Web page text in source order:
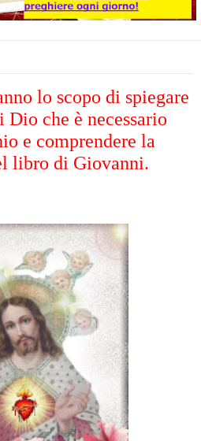
lo scopo di spiegare
che è necessario
e comprendere la
libro di Giovanni.